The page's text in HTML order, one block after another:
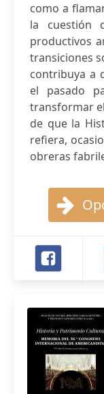
como a
la cuestión
productivos
transiciones
contribuya a
el pasado
transformar
de que la
refiera,
obreras